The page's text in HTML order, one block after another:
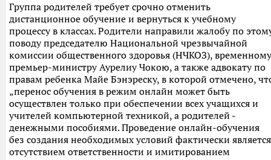
Группа родителей требует срочно отменить
дистанционное обучение и вернуться к учебному
процессу в классах. Родители направили жалобу по
поводу председателю Национальной чрезвычайной
комиссии общественного здоровья (НЧКОЗ), временному
премьер-министру Аурелиу Чокою, а также адвокату по
правам ребенка Майе Бэнэреску, в которой отмечено,
„перенос обучения в режим онлайн может быть
осуществлен только при обеспечении всех учащихся и
учителей компьютерной техникой, а родителей -
денежными пособиями. Проведение онлайн-обучения
без создания необходимых условий фактически является
отсутствием ответственности и имитированием